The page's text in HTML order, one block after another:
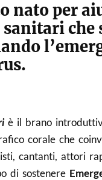
nato per
che
è il brano
corale che
cantanti, attori
di sostenere